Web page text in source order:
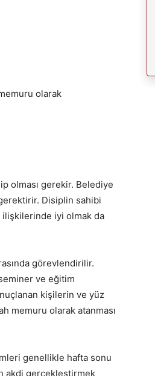
olarak
olması gerekir. Belediye
Disiplin sahibi
iyi olmak da
görevlendirilir.
ve eğitim
kişilerin ve yüz
memuru olarak atanması
genellikle hafta sonu
akdi gerçekleştirmek